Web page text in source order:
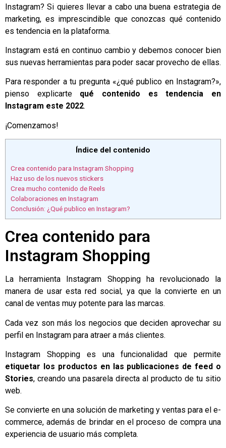
Instagram? Si quieres llevar a cabo una buena estrategia de
marketing, es imprescindible que conozcas qué contenido
es tendencia en la plataforma.
Instagram está en continuo cambio y debemos conocer bien
sus nuevas herramientas para poder sacar provecho de ellas.
Para responder a tu pregunta «¿qué publico en Instagram?»,
pienso explicarte qué contenido es tendencia en
Instagram este 2022.
¡Comenzamos!
Índice del contenido
Crea contenido para Instagram Shopping
Haz uso de los nuevos stickers
Crea mucho contenido de Reels
Colaboraciones en Instagram
Conclusión: ¿Qué publico en Instagram?
Crea contenido para
Instagram Shopping
La herramienta Instagram Shopping ha revolucionado la
manera de usar esta red social, ya que la convierte en un
canal de ventas muy potente para las marcas.
Cada vez son más los negocios que deciden aprovechar su
perfil en Instagram para atraer a más clientes.
Instagram Shopping es una funcionalidad que permite
etiquetar los productos en las publicaciones de feed o
Stories, creando una pasarela directa al producto de tu sitio
web.
Se convierte en una solución de marketing y ventas para el e-
commerce, además de brindar en el proceso de compra una
experiencia de usuario más completa.